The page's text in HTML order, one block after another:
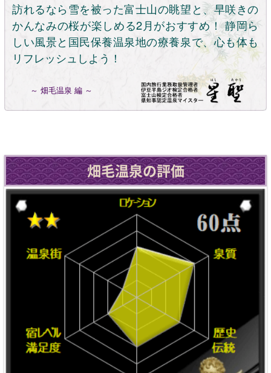
訪れるなら雪を被った富士山の眺望と、早咲きの
かんなみの桜が楽しめる2月がおすすめ！ 静岡ら
しい風景と国民保養温泉地の療養泉で、心も体も
リフレッシュしよう！
～ 畑毛温泉 編 ～
畑毛温泉の評価